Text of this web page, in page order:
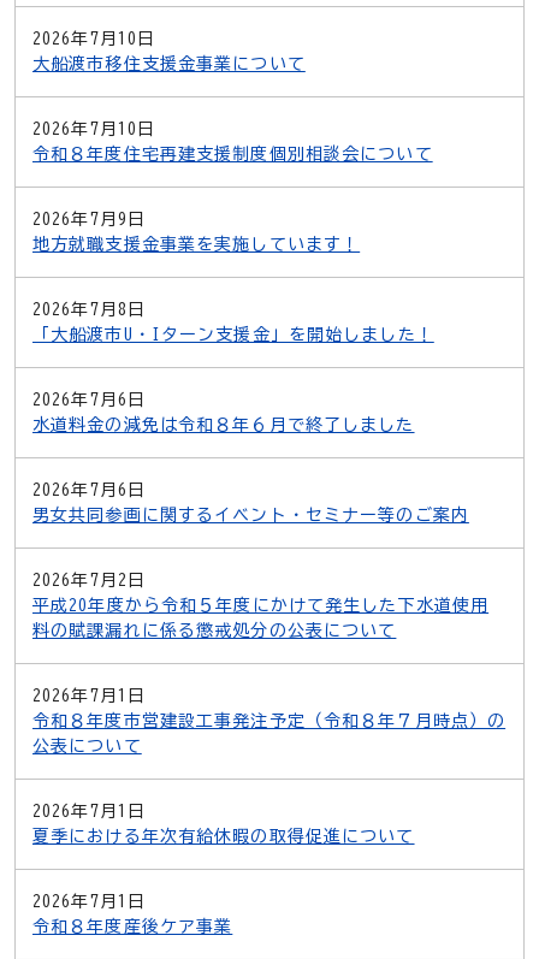
2026年7月10日
大船渡市移住支援金事業について
2026年7月10日
令和８年度住宅再建支援制度個別相談会について
2026年7月9日
地方就職支援金事業を実施しています！
2026年7月8日
「大船渡市U・Iターン支援金」を開始しました！
2026年7月6日
水道料金の減免は令和８年６月で終了しました
2026年7月6日
男女共同参画に関するイベント・セミナー等のご案内
2026年7月2日
平成20年度から令和５年度にかけて発生した下水道使用
料の賦課漏れに係る懲戒処分の公表について
2026年7月1日
令和８年度市営建設工事発注予定（令和８年７月時点）の
公表について
2026年7月1日
夏季における年次有給休暇の取得促進について
2026年7月1日
令和８年度産後ケア事業